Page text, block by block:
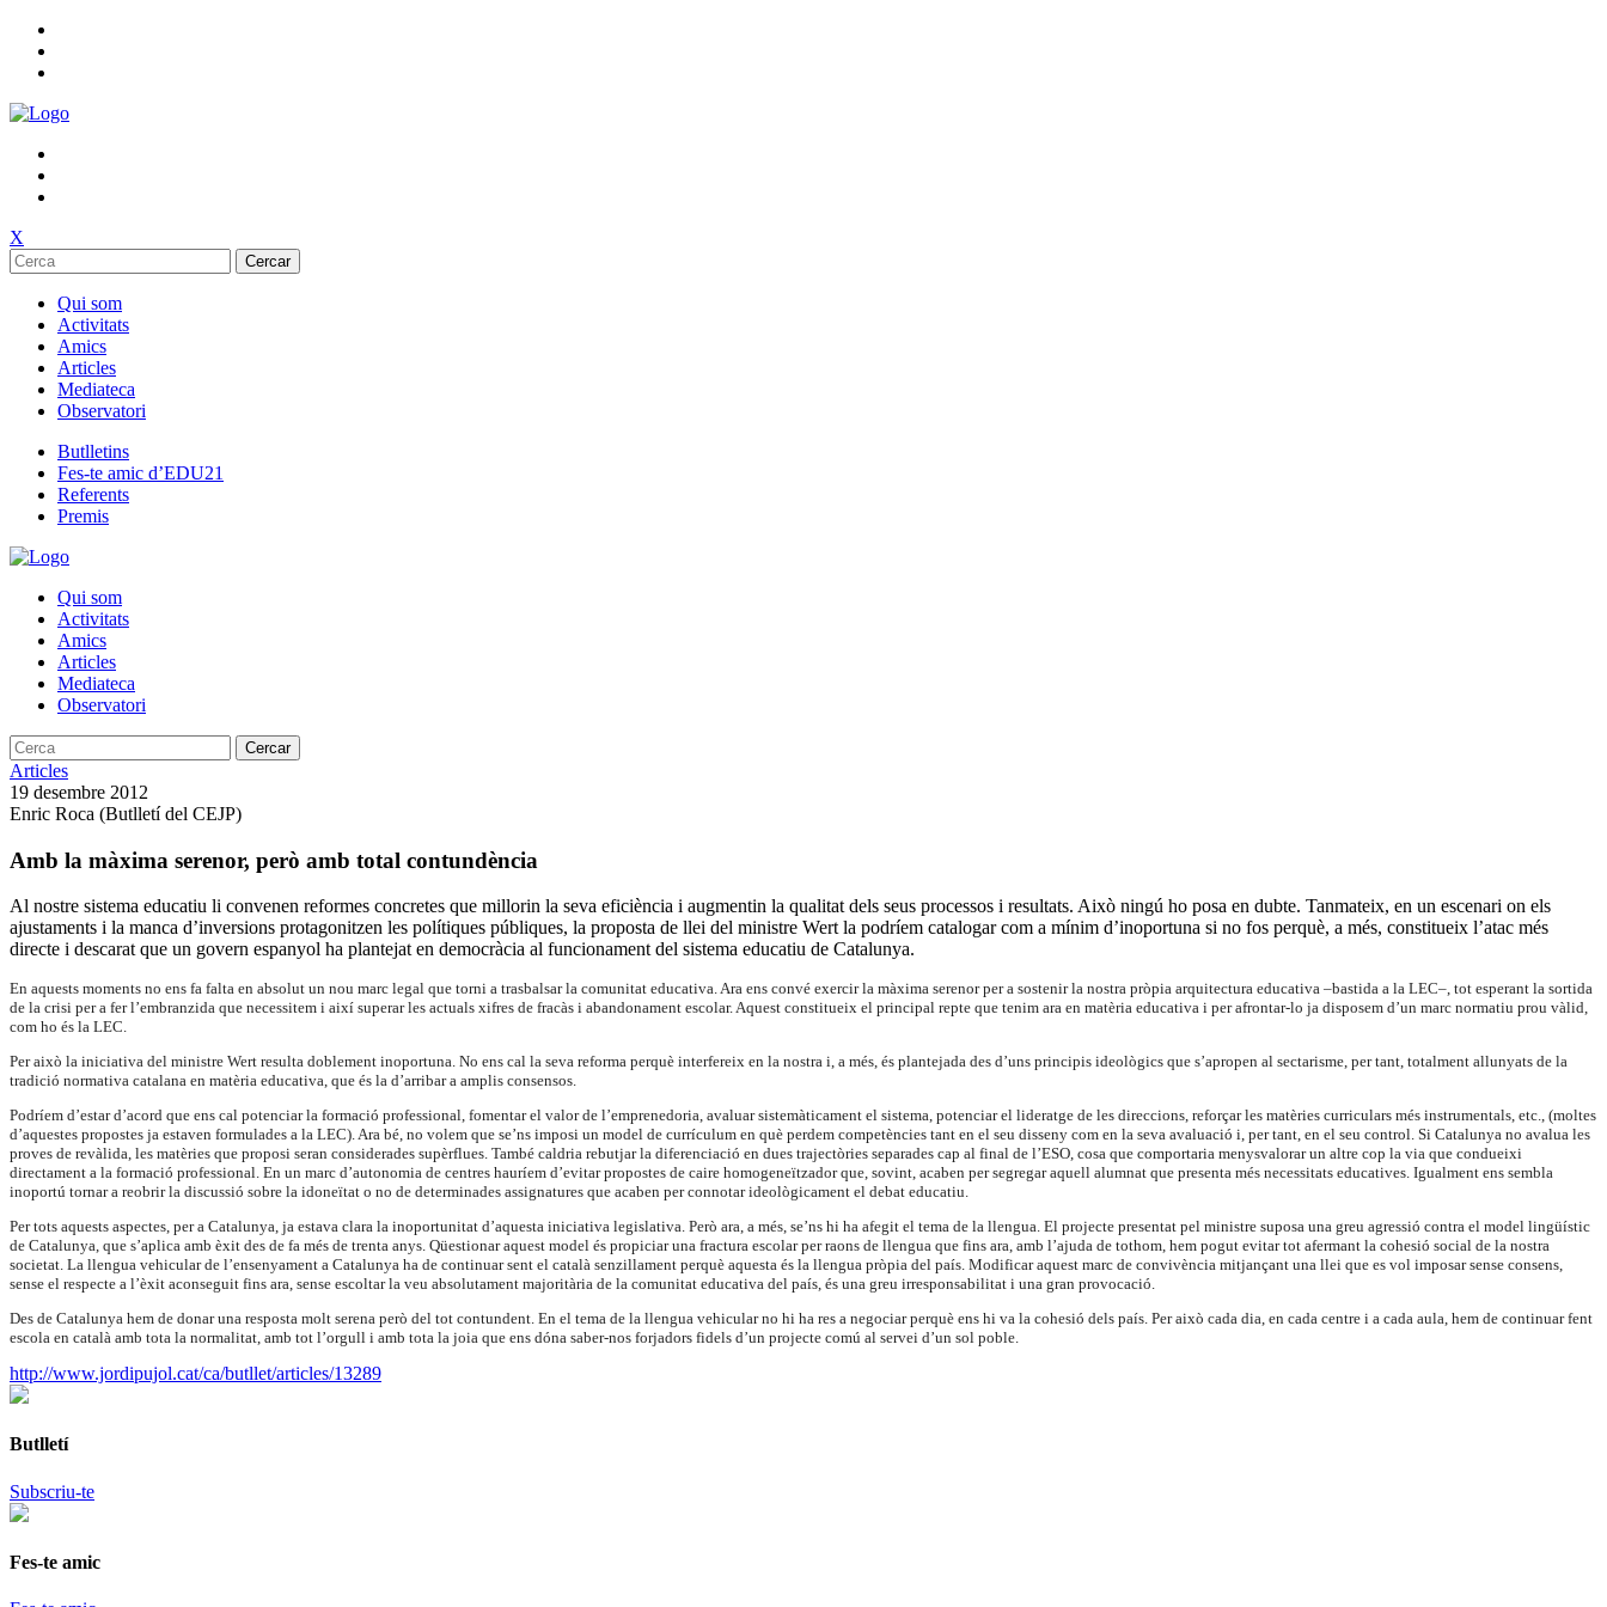
X
Cercar
Qui som
Activitats
Amics
Articles
Mediateca
Observatori
Butlletins
Fes-te amic d’EDU21
Referents
Premis
Qui som
Activitats
Amics
Articles
Mediateca
Observatori
Cercar
Articles
19 desembre 2012
Enric Roca (Butlletí del CEJP)
Amb la màxima serenor, però amb total contundència
Al nostre sistema educatiu li convenen reformes concretes que millorin la seva eficiència i augmentin la qualitat dels seus processos i resultats. Això ningú ho posa en dubte. Tanmateix, en un escenari on els
ajustaments i la manca d’inversions protagonitzen les polítiques públiques, la proposta de llei del ministre Wert la podríem catalogar com a mínim d’inoportuna si no fos perquè, a més, constitueix l’atac més
directe i descarat que un govern espanyol ha plantejat en democràcia al funcionament del sistema educatiu de Catalunya.
En aquests moments no ens fa falta en absolut un nou marc legal que torni a trasbalsar la comunitat educativa. Ara ens convé exercir la màxima serenor per a sostenir la nostra pròpia arquitectura educativa –bastida a la LEC–, tot esperant la sortida
de la crisi per a fer l’embranzida que necessitem i així superar les actuals xifres de fracàs i abandonament escolar. Aquest constitueix el principal repte que tenim ara en matèria educativa i per afrontar-lo ja disposem d’un marc normatiu prou vàlid,
com ho és la LEC.
Per això la iniciativa del ministre Wert resulta doblement inoportuna. No ens cal la seva reforma perquè interfereix en la nostra i, a més, és plantejada des d’uns principis ideològics que s’apropen al sectarisme, per tant, totalment allunyats de la
tradició normativa catalana en matèria educativa, que és la d’arribar a amplis consensos.
Podríem d’estar d’acord que ens cal potenciar la formació professional, fomentar el valor de l’emprenedoria, avaluar sistemàticament el sistema, potenciar el lideratge de les direccions, reforçar les matèries curriculars més instrumentals, etc., (moltes
d’aquestes propostes ja estaven formulades a la LEC). Ara bé, no volem que se’ns imposi un model de currículum en què perdem competències tant en el seu disseny com en la seva avaluació i, per tant, en el seu control. Si Catalunya no avalua les
proves de revàlida, les matèries que proposi seran considerades supèrflues. També caldria rebutjar la diferenciació en dues trajectòries separades cap al final de l’ESO, cosa que comportaria menysvalorar un altre cop la via que condueixi
directament a la formació professional. En un marc d’autonomia de centres hauríem d’evitar propostes de caire homogeneïtzador que, sovint, acaben per segregar aquell alumnat que presenta més necessitats educatives. Igualment ens sembla
inoportú tornar a reobrir la discussió sobre la idoneïtat o no de determinades assignatures que acaben per connotar ideològicament el debat educatiu.
Per tots aquests aspectes, per a Catalunya, ja estava clara la inoportunitat d’aquesta iniciativa legislativa. Però ara, a més, se’ns hi ha afegit el tema de la llengua. El projecte presentat pel ministre suposa una greu agressió contra el model lingüístic
de Catalunya, que s’aplica amb èxit des de fa més de trenta anys. Qüestionar aquest model és propiciar una fractura escolar per raons de llengua que fins ara, amb l’ajuda de tothom, hem pogut evitar tot afermant la cohesió social de la nostra
societat. La llengua vehicular de l’ensenyament a Catalunya ha de continuar sent el català senzillament perquè aquesta és la llengua pròpia del país. Modificar aquest marc de convivència mitjançant una llei que es vol imposar sense consens,
sense el respecte a l’èxit aconseguit fins ara, sense escoltar la veu absolutament majoritària de la comunitat educativa del país, és una greu irresponsabilitat i una gran provocació.
Des de Catalunya hem de donar una resposta molt serena però del tot contundent. En el tema de la llengua vehicular no hi ha res a negociar perquè ens hi va la cohesió dels país. Per això cada dia, en cada centre i a cada aula, hem de continuar fent
escola en català amb tota la normalitat, amb tot l’orgull i amb tota la joia que ens dóna saber-nos forjadors fidels d’un projecte comú al servei d’un sol poble.
http://www.jordipujol.cat/ca/butllet/articles/13289
Butlletí
Subscriu-te
Fes-te amic